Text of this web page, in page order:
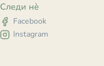
Следи нè
Facebook
Instagram